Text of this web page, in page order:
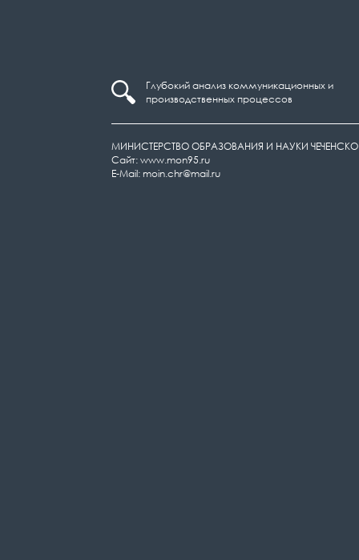
Глубокий анализ коммуникационных и
производственных процессов
МИНИСТЕРСТВО ОБРАЗОВАНИЯ И НАУКИ
Сайт: www.mon95.ru
E-Mail: moin.chr@mail.ru